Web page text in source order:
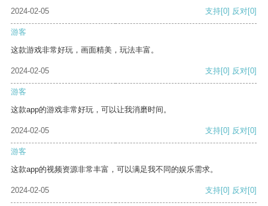
2024-02-05
支持[0] 反对[0]
游客
这款游戏非常好玩，画面精美，玩法丰富。
2024-02-05 支持[0] 反对[0]
游客
这款app的游戏非常好玩，可以让我消磨时间。
2024-02-05 支持[0] 反对[0]
游客
这款app的视频资源非常丰富，可以满足我不同的娱乐需求。
2024-02-05 支持[0] 反对[0]